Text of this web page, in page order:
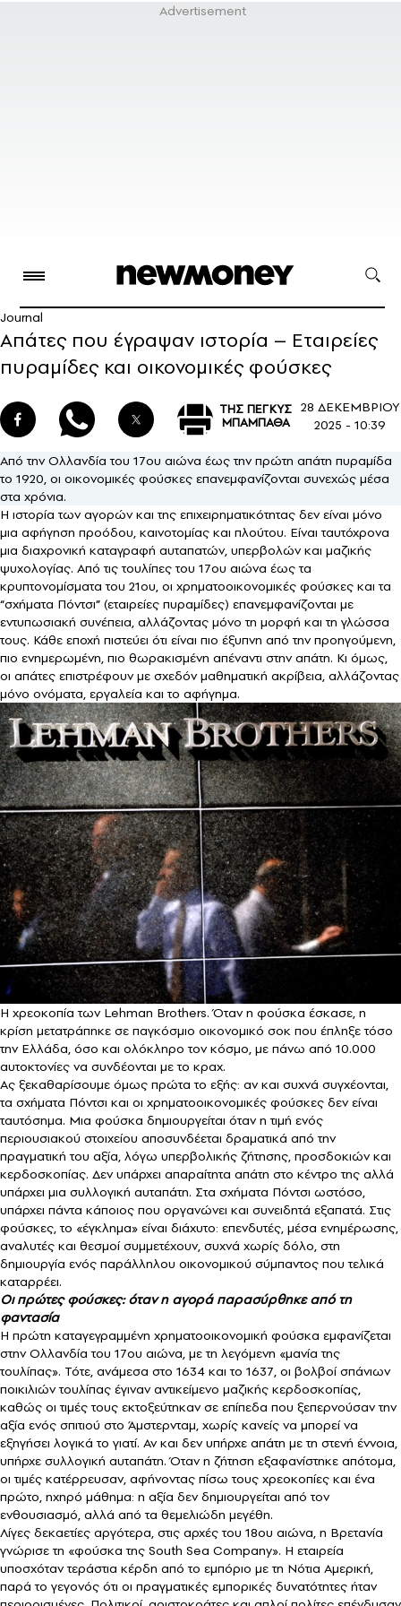
Journal
Απάτες που έγραψαν ιστορία – Εταιρείες
πυραμίδες και οικονομικές φούσκες
ΤΗΣ ΠΕΓΚΥΣ
ΜΠΑΜΠΑΘΑ
28 ΔΕΚΕΜΒΡΙΟΥ
2025 - 10:39
Από την Ολλανδία του 17ου αιώνα έως την πρώτη απάτη πυραμίδα
το 1920, οι οικονομικές φούσκες επανεμφανίζονται συνεχώς μέσα
στα χρόνια.
Η ιστορία των αγορών και της επιχειρηματικότητας δεν είναι μόνο
μια αφήγηση προόδου, καινοτομίας και πλούτου. Είναι ταυτόχρονα
μια διαχρονική καταγραφή αυταπατών, υπερβολών και μαζικής
ψυχολογίας. Από τις τουλίπες του 17ου αιώνα έως τα
κρυπτονομίσματα του 21ου, οι χρηματοοικονομικές φούσκες και τα
“σχήματα Πόντσι” (εταιρείες πυραμίδες) επανεμφανίζονται με
εντυπωσιακή συνέπεια, αλλάζοντας μόνο τη μορφή και τη γλώσσα
τους. Κάθε εποχή πιστεύει ότι είναι πιο έξυπνη από την προηγούμενη,
πιο ενημερωμένη, πιο θωρακισμένη απέναντι στην απάτη. Κι όμως,
οι απάτες επιστρέφουν με σχεδόν μαθηματική ακρίβεια, αλλάζοντας
μόνο ονόματα, εργαλεία και το αφήγημα.
H χρεοκοπία των Lehman Brothers. Όταν η φούσκα έσκασε, η
κρίση μετατράπηκε σε παγκόσμιο οικονομικό σοκ που έπληξε τόσο
την Ελλάδα, όσο και ολόκληρο τον κόσμο, με πάνω από 10.000
αυτοκτονίες να συνδέονται με το κραχ.
Ας ξεκαθαρίσουμε όμως πρώτα το εξής: αν και συχνά συγχέονται,
τα σχήματα Πόντσι και οι χρηματοοικονομικές φούσκες δεν είναι
ταυτόσημα. Μια φούσκα δημιουργείται όταν η τιμή ενός
περιουσιακού στοιχείου αποσυνδέεται δραματικά από την
πραγματική του αξία, λόγω υπερβολικής ζήτησης, προσδοκιών και
κερδοσκοπίας. Δεν υπάρχει απαραίτητα απάτη στο κέντρο της αλλά
υπάρχει μια συλλογική αυταπάτη. Στα σχήματα Πόντσι ωστόσο,
υπάρχει πάντα κάποιος που οργανώνει και συνειδητά εξαπατά. Στις
φούσκες, το «έγκλημα» είναι διάχυτο: επενδυτές, μέσα ενημέρωσης,
αναλυτές και θεσμοί συμμετέχουν, συχνά χωρίς δόλο, στη
δημιουργία ενός παράλληλου οικονομικού σύμπαντος που τελικά
καταρρέει.
Οι πρώτες φούσκες: όταν η αγορά παρασύρθηκε από τη
φαντασία
Η πρώτη καταγεγραμμένη χρηματοοικονομική φούσκα εμφανίζεται
στην Ολλανδία του 17ου αιώνα, με τη λεγόμενη «μανία της
τουλίπας». Τότε, ανάμεσα στο 1634 και το 1637, οι βολβοί σπάνιων
ποικιλιών τουλίπας έγιναν αντικείμενο μαζικής κερδοσκοπίας,
καθώς οι τιμές τους εκτοξεύτηκαν σε επίπεδα που ξεπερνούσαν την
αξία ενός σπιτιού στο Άμστερνταμ, χωρίς κανείς να μπορεί να
εξηγήσει λογικά το γιατί. Αν και δεν υπήρχε απάτη με τη στενή έννοια,
υπήρχε συλλογική αυταπάτη. Όταν η ζήτηση εξαφανίστηκε απότομα,
οι τιμές κατέρρευσαν, αφήνοντας πίσω τους χρεοκοπίες και ένα
πρώτο, ηχηρό μάθημα: η αξία δεν δημιουργείται από τον
ενθουσιασμό, αλλά από τα θεμελιώδη μεγέθη.
Λίγες δεκαετίες αργότερα, στις αρχές του 18ου αιώνα, η Βρετανία
γνώρισε τη «φούσκα της South Sea Company». Η εταιρεία
υποσχόταν τεράστια κέρδη από το εμπόριο με τη Νότια Αμερική,
παρά το γεγονός ότι οι πραγματικές εμπορικές δυνατότητες ήταν